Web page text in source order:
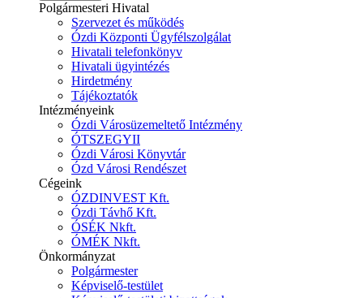
Polgármesteri Hivatal
Szervezet és működés
Ózdi Központi Ügyfélszolgálat
Hivatali telefonkönyv
Hivatali ügyintézés
Hirdetmény
Tájékoztatók
Intézményeink
Ózdi Városüzemeltető Intézmény
ÓTSZEGYII
Ózdi Városi Könyvtár
Ózd Városi Rendészet
Cégeink
ÓZDINVEST Kft.
Ózdi Távhő Kft.
ÓSÉK Nkft.
ÓMÉK Nkft.
Önkormányzat
Polgármester
Képviselő-testület